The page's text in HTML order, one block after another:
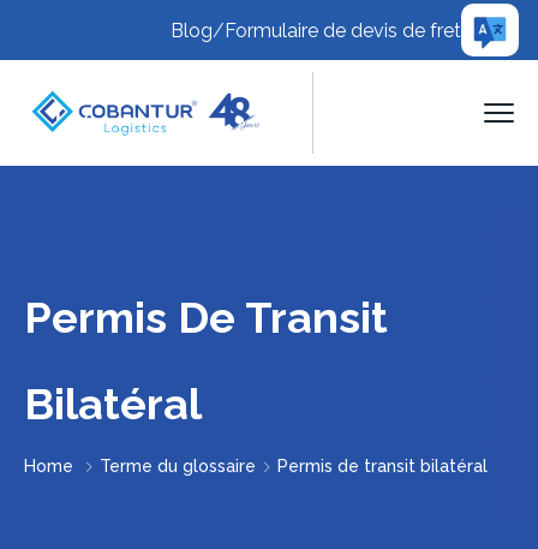
Blog/Formulaire de devis de fret
Permis De Transit
Bilatéral
Home Terme du glossaire Permis de transit bilatéral